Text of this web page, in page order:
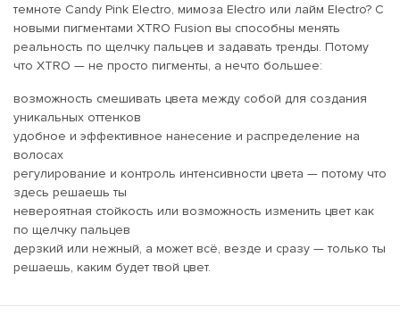
темноте Candy Pink Electro, мимоза Electro или лайм Electro? С
новыми пигментами XTRO Fusion вы способны менять
реальность по щелчку пальцев и задавать тренды. Потому
что XTRO — не просто пигменты, а нечто большее:
возможность смешивать цвета между собой для создания
уникальных оттенков
удобное и эффективное нанесение и распределение на
волосах
регулирование и контроль интенсивности цвета — потому что
здесь решаешь ты
невероятная стойкость или возможность изменить цвет как
по щелчку пальцев
дерзкий или нежный, а может всё, везде и сразу — только ты
решаешь, каким будет твой цвет.